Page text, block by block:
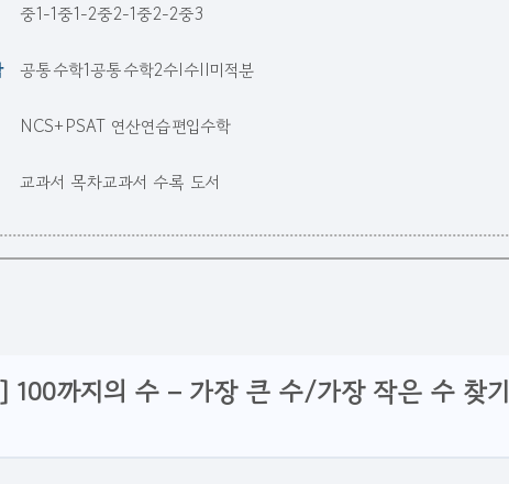
중1-1중1-2중2-1중2-2중3
공통수학1공통수학2수I수II미적분
NCS+PSAT 연산연습편입수학
교과서 목차교과서 수록 도서
100까지의 수 – 가장 큰 수/가장 작은 수 찾기